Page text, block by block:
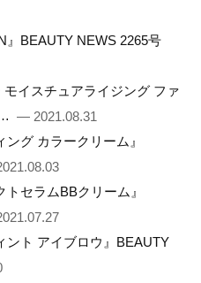
』BEAUTY NEWS 2265号
モイスチュアライジング ファ
— 2021.08.31
ング カラークリーム』
トセラムBBクリーム』
ント アイブロウ』BEAUTY